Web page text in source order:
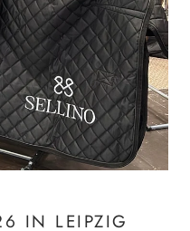
IN LEIPZIG